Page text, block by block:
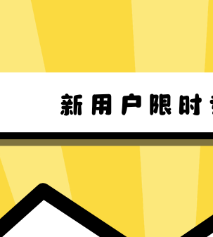
欧服游戏加速器安卓版下载
欧服游戏加速器Mac版下载